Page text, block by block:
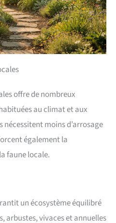
offre de nombreux
au climat et aux
nécessitent moins d’arrosage
également la
faune locale.
un écosystème équilibré
arbustes, vivaces et annuelles